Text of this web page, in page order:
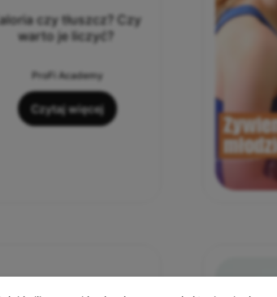
czy tłuszcz? Czy
warto je liczyć?
ProFi Academy
Czytaj więcej